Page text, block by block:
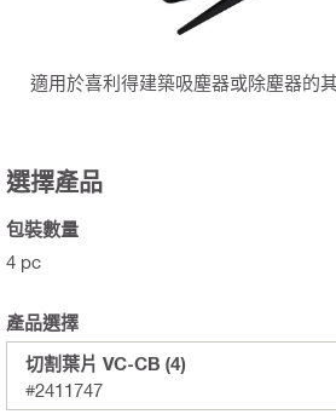
適用於喜利得建築吸塵器或除塵器的
選擇產品
包裝數量
4 pc
產品選擇
切割葉片 VC-CB (4)
#2411747